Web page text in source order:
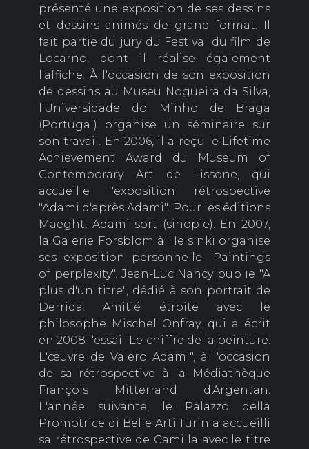
présenté une exposition de ses dessins
et dessins animés de grand format. Il
fait partie du jury du Festival du film de
Locarno, dont il réalise également
l'affiche. À l'occasion de son exposition
de dessins au Museu Nogueira da Silva,
l'Universidade do Minho de Braga
(Portugal) organise un séminaire sur
son travail. En 2006, il a reçu le Lifetime
Achievement Award du Museum of
Contemporary Art de Lissone, qui
accueille l'exposition rétrospective
"Adami d'après Adami". Pour les éditions
Maeght, Adami sort (sinopie). En 2007,
la Galerie Forsblom à Helsinki organise
ses exposition personnelle "Paintings
of perplexity". Jean-Luc Nancy publie "A
plus d'un titre", dédié à son portrait de
Derrida. Amitié étroite avec le
philosophe Mischel Onfray, qui a écrit
en 2008 l'essai "Le chiffre de la peinture.
L'œuvre de Valero Adami", à l'occasion
de sa rétrospective à la Médiathèque
François Mitterrand d'Argentan.
L'année suivante, le Palazzo della
Promotrice di Belle Arti Turin a accueilli
sa rétrospective de Camilla avec le titre